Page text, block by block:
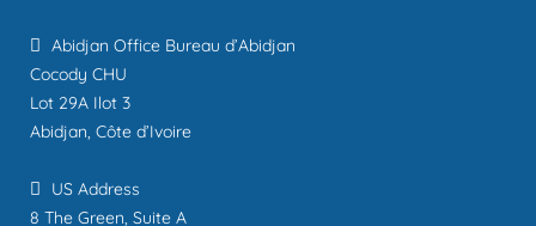
Abidjan Office Bureau d’Abidjan
Cocody CHU
Lot 29A Ilot 3
Abidjan, Côte d’Ivoire
US Address
8 The Green, Suite A